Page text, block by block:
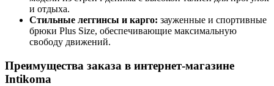
и отдыха.
Стильные леггинсы и карго: зауженные и спортивные
брюки Plus Size, обеспечивающие максимальную
свободу движений.
Преимущества заказа в интернет-магазине
Intikoma